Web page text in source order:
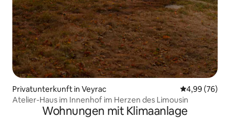
Privatunterkunft in Veyrac
4,99 (76)
Atelier-Haus im Innenhof im Herzen des Limousin
Wohnungen mit Klimaanlage